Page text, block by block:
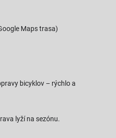
Maps trasa)
bicyklov – rýchlo a
lyží na sezónu.